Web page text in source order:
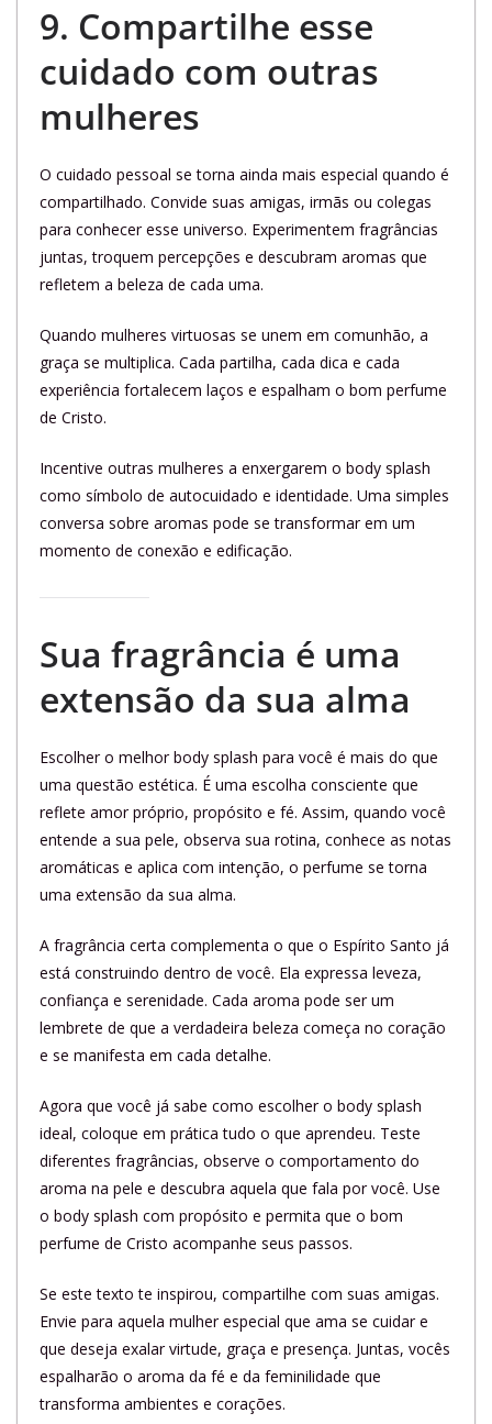
9. Compartilhe esse
cuidado com outras
mulheres
O cuidado pessoal se torna ainda mais especial quando é
compartilhado. Convide suas amigas, irmãs ou colegas
para conhecer esse universo. Experimentem fragrâncias
juntas, troquem percepções e descubram aromas que
refletem a beleza de cada uma.
Quando mulheres virtuosas se unem em comunhão, a
graça se multiplica. Cada partilha, cada dica e cada
experiência fortalecem laços e espalham o bom perfume
de Cristo.
Incentive outras mulheres a enxergarem o body splash
como símbolo de autocuidado e identidade. Uma simples
conversa sobre aromas pode se transformar em um
momento de conexão e edificação.
Sua fragrância é uma
extensão da sua alma
Escolher o melhor body splash para você é mais do que
uma questão estética. É uma escolha consciente que
reflete amor próprio, propósito e fé. Assim, quando você
entende a sua pele, observa sua rotina, conhece as notas
aromáticas e aplica com intenção, o perfume se torna
uma extensão da sua alma.
A fragrância certa complementa o que o Espírito Santo já
está construindo dentro de você. Ela expressa leveza,
confiança e serenidade. Cada aroma pode ser um
lembrete de que a verdadeira beleza começa no coração
e se manifesta em cada detalhe.
Agora que você já sabe como escolher o body splash
ideal, coloque em prática tudo o que aprendeu. Teste
diferentes fragrâncias, observe o comportamento do
aroma na pele e descubra aquela que fala por você. Use
o body splash com propósito e permita que o bom
perfume de Cristo acompanhe seus passos.
Se este texto te inspirou, compartilhe com suas amigas.
Envie para aquela mulher especial que ama se cuidar e
que deseja exalar virtude, graça e presença. Juntas, vocês
espalharão o aroma da fé e da feminilidade que
transforma ambientes e corações.